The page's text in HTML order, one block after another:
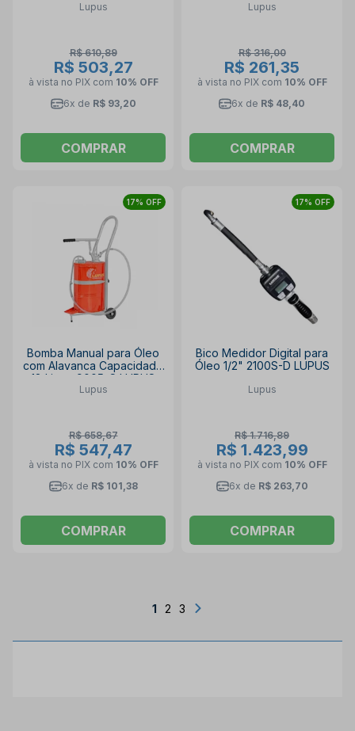
LUPUS
Lupus
R$ 610,89
R$ 503,27
à vista no PIX com 10% OFF
6x de R$ 93,20
COMPRAR
Lupus
R$ 316,00
R$ 261,35
à vista no PIX com 10% OFF
6x de R$ 48,40
COMPRAR
17% OFF
Bomba Manual para Óleo
com Alavanca Capacidade
18 Litros 9005-C LUPUS
Lupus
R$ 658,67
R$ 547,47
à vista no PIX com 10% OFF
6x de R$ 101,38
COMPRAR
17% OFF
Bico Medidor Digital para
Óleo 1/2" 2100S-D LUPUS
Lupus
R$ 1.716,89
R$ 1.423,99
à vista no PIX com 10% OFF
6x de R$ 263,70
COMPRAR
1 2 3